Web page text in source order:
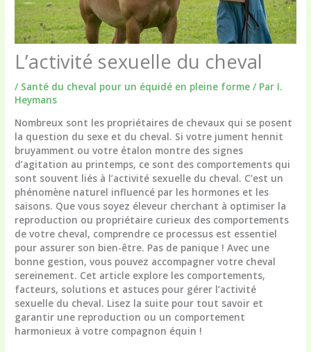
L’activité sexuelle du cheval
/ Santé du cheval pour un équidé en pleine forme / Par I.
Heymans
Nombreux sont les propriétaires de chevaux qui se posent
la question du sexe et du cheval. Si votre jument hennit
bruyamment ou votre étalon montre des signes
d’agitation au printemps, ce sont des comportements qui
sont souvent liés à l’activité sexuelle du cheval. C’est un
phénomène naturel influencé par les hormones et les
saisons. Que vous soyez éleveur cherchant à optimiser la
reproduction ou propriétaire curieux des comportements
de votre cheval, comprendre ce processus est essentiel
pour assurer son bien-être. Pas de panique ! Avec une
bonne gestion, vous pouvez accompagner votre cheval
sereinement. Cet article explore les comportements,
facteurs, solutions et astuces pour gérer l’activité
sexuelle du cheval. Lisez la suite pour tout savoir et
garantir une reproduction ou un comportement
harmonieux à votre compagnon équin !